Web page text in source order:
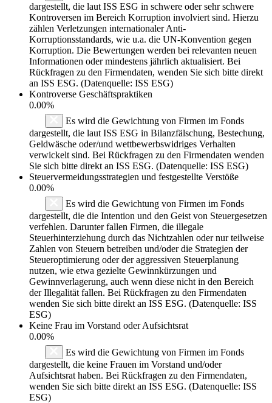
dargestellt, die laut ISS ESG in schwere oder sehr schwere
Kontroversen im Bereich Korruption involviert sind. Hierzu
zählen Verletzungen internationaler Anti-
Korruptionsstandards, wie u.a. die UN-Konvention gegen
Korruption. Die Bewertungen werden bei relevanten neuen
Informationen oder mindestens jährlich aktualisiert. Bei
Rückfragen zu den Firmendaten, wenden Sie sich bitte direkt
an ISS ESG. (Datenquelle: ISS ESG)
Kontroverse Geschäftspraktiken
0.00%
Es wird die Gewichtung von Firmen im Fonds
dargestellt, die laut ISS ESG in Bilanzfälschung, Bestechung,
Geldwäsche oder/und wettbewerbswidriges Verhalten
verwickelt sind. Bei Rückfragen zu den Firmendaten wenden
Sie sich bitte direkt an ISS ESG. (Datenquelle: ISS ESG)
Steuervermeidungsstrategien und festgestellte Verstöße
0.00%
Es wird die Gewichtung von Firmen im Fonds
dargestellt, die die Intention und den Geist von Steuergesetzen
verfehlen. Darunter fallen Firmen, die illegale
Steuerhinterziehung durch das Nichtzahlen oder nur teilweise
Zahlen von Steuern betreiben und/oder die Strategien der
Steueroptimierung oder der aggressiven Steuerplanung
nutzen, wie etwa gezielte Gewinnkürzungen und
Gewinnverlagerung, auch wenn diese nicht in den Bereich
der Illegalität fallen. Bei Rückfragen zu den Firmendaten
wenden Sie sich bitte direkt an ISS ESG. (Datenquelle: ISS
ESG)
Keine Frau im Vorstand oder Aufsichtsrat
0.00%
Es wird die Gewichtung von Firmen im Fonds
dargestellt, die keine Frauen im Vorstand und/oder
Aufsichtsrat haben. Bei Rückfragen zu den Firmendaten,
wenden Sie sich bitte direkt an ISS ESG. (Datenquelle: ISS
ESG)